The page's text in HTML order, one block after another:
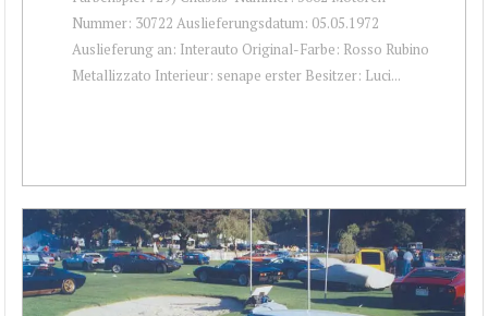
Nummer: 30722 Auslieferungsdatum: 05.05.1972
Auslieferung an: Interauto Original-Farbe: Rosso Rubino
Metallizzato Interieur: senape erster Besitzer: Luci...